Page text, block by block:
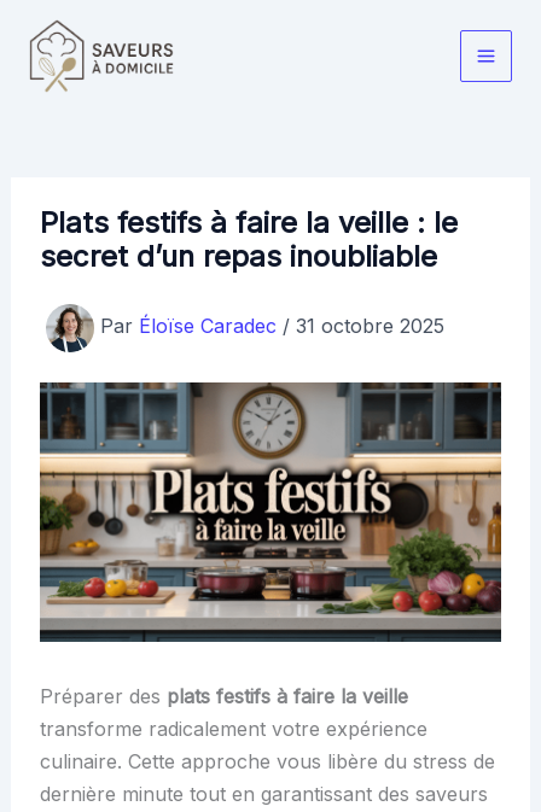
contenu
Main
Plats festifs à faire la veille : le
secret d’un repas inoubliable
Par Éloïse Caradec / 31 octobre 2025
Préparer des plats festifs à faire la veille
transforme radicalement votre expérience
culinaire. Cette approche vous libère du stress de
dernière minute tout en garantissant des saveurs